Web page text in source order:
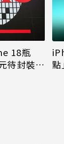
18瓶
待封裝晶